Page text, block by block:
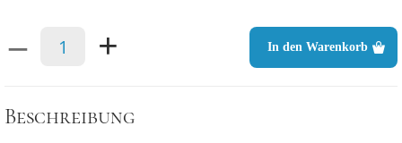
– + In den Warenkorb
Beschreibung